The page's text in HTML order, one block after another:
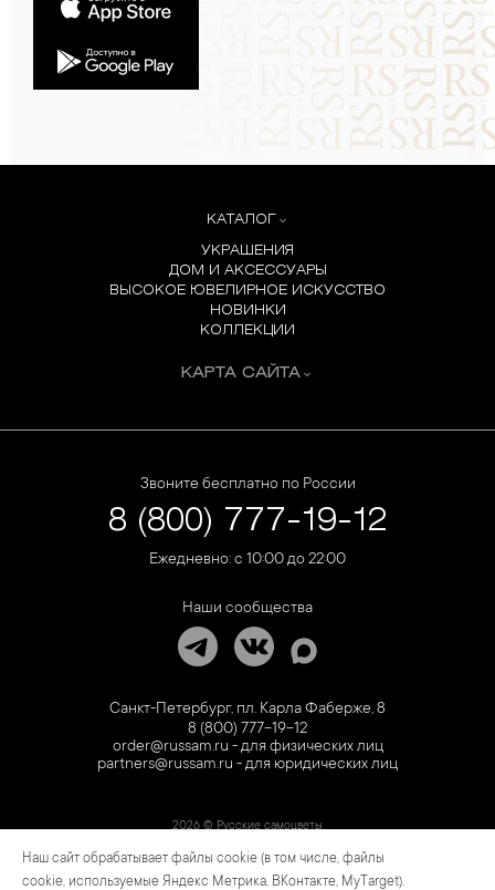
КАТАЛОГ
УКРАШЕНИЯ
ДОМ И АКСЕССУАРЫ
ВЫСОКОЕ ЮВЕЛИРНОЕ ИСКУССТВО
НОВИНКИ
КОЛЛЕКЦИИ
КАРТА САЙТА
Звоните бесплатно по России
8 (800) 777-19-12
Ежедневно: с 10:00 до 22:00
Наши сообщества
Санкт-Петербург, пл. Карла Фаберже, 8
8 (800) 777-19-12
order@russam.ru - для физических лиц
partners@russam.ru - для юридических лиц
2026 © Русские самоцветы
Предложение не является публичной офертой. Цены на сайте и в розничной сети
могут отличаться. Информация на сайте о товаре носит рекламный характер и
Наш сайт обрабатывает файлы cookie (в том числе, файлы
cookie, используемые Яндекс Метрика, ВКонтакте, MyTarget).